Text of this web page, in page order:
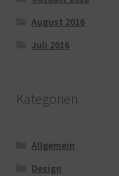
August 2016
Juli 2016
Kategorien
Allgemein
Design